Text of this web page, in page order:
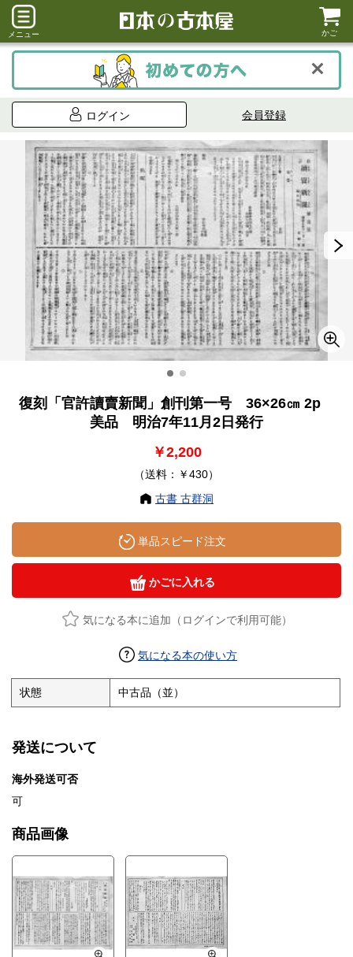
メニュー かご
ログイン 会員登録
復刻「官許讀賣新聞」創刊第一号 36×26㎝ 2p
美品 明治7年11月2日発行
￥2,200
（送料：￥430）
古書 古群洞
単品スピード注文
かごに入れる
気になる本に追加（ログインで利用可能）
気になる本の使い方
状態 中古品（並）
発送について
海外発送可否
可
商品画像